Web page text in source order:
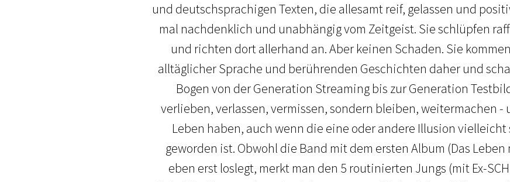
und deutschsprachigen Texten, die allesamt reif, gelassen und
mal nachdenklich und unabhängig vom Zeitgeist. Sie schlüpfen
und richten dort allerhand an. Aber keinen Schaden. Sie
alltäglicher Sprache und berührenden Geschichten daher und
Bogen von der Generation Streaming bis zur Generation
verlieben, verlassen, vermissen, sondern bleiben, weitermachen -
Leben haben, auch wenn die eine oder andere Illusion vielleicht
geworden ist. Obwohl die Band mit dem ersten Album (Das
eben erst loslegt, merkt man den 5 routinierten Jungs (mit Ex-